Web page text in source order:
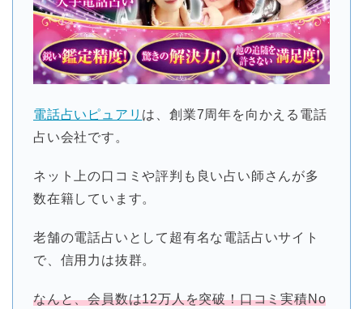
電話占いピュアリ は、創業7周年を向かえる電話
占い会社です。
ネット上の口コミや評判も良い占い師さんが多
数在籍しています。
老舗の電話占いとして超有名な電話占いサイト
で、信用力は抜群。
なんと、会員数は12万人を突破！口コミ実積No